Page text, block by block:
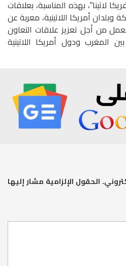
لاتينا”، بهذه المناسبة، بعلاقات
وبلدان أمريكا اللاتينية، معربة عن
من أجل تعزيز علاقات التعاون
المغرب ودول أمريكا اللاتينية
الحقول الإلزامية مشار إليها